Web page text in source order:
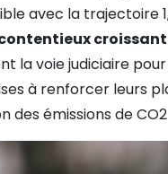
avec la trajectoire
croissant
la voie judiciaire
à renforcer leurs
des émissions de CO2